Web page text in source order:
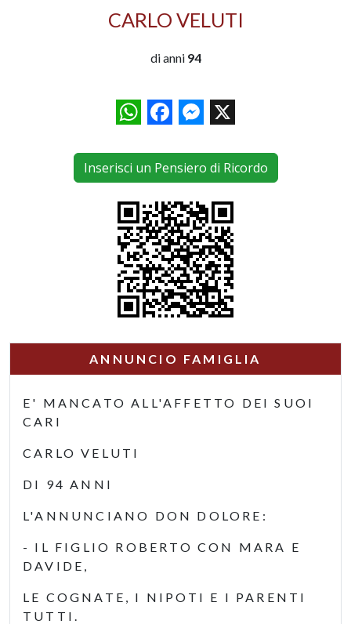
CARLO VELUTI
di anni 94
WhatsAppFacebookMessenger
X
Inserisci un Pensiero di Ricordo
ANNUNCIO FAMIGLIA
E' MANCATO ALL'AFFETTO DEI SUOI
CARI
CARLO VELUTI
DI 94 ANNI
L'ANNUNCIANO DON DOLORE:
- IL FIGLIO ROBERTO CON MARA E
DAVIDE,
LE COGNATE, I NIPOTI E I PARENTI
TUTTI.